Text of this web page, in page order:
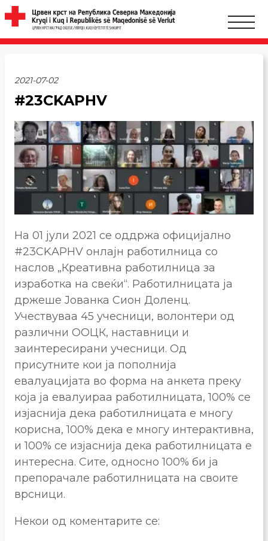
2021-07-02
#23CKAPHV
На 01 јули 2021 се оддржа официјално
#23CKAPHV онлајн работилница со
наслов „Креативна работилница за
изработка на свеќи“. Работилницата ја
држеше Јованка Сион Доленц.
Учествуваа 45 учесници, волонтери од
различни ООЦК, наставници и
заинтересирани учесници. Од
присутните кои ја пополнија
евалуацијата во форма на анкета преку
која ја евалуираа работилницата, 100% се
изјаснија дека работилницата е многу
корисна, 100% дека е многу интерактивна,
и 100% се изјаснија дека работилницата е
интересна. Сите, односно 100% би ја
препорачале работилницата на своите
врсници.
Некои од коментарите се: